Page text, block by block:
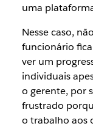
uma
Nesse caso,
funcionário
ver um
individuais
o gerente, por
frustrado
o trabalho aos